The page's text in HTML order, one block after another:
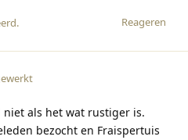
Reageren
.
niet als het wat rustiger is.
bezocht en Fraispertuis